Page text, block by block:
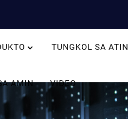
TUNGKOL SA ATIN
AMIN VIDEO